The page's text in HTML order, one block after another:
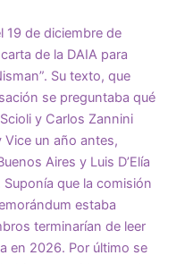
19 de diciembre de
de la DAIA para
Su texto, que
se preguntaba qué
y Carlos Zannini
un año antes,
Aires y Luis D’Elía
que la comisión
estaba
terminarían de leer
en 2026. Por último se